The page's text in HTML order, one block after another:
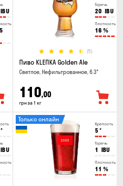
IBU
Горечь
20 IBU
Плотность
16 %
(5)
Пиво KLEПКА Golden Ale
Светлое, Нефильтрованное, 6.3°
110,00
грн за 1 кг
°
IBU
Крепость
5 °
Горечь
1 IBU
Плотность
11 %
Только онлайн